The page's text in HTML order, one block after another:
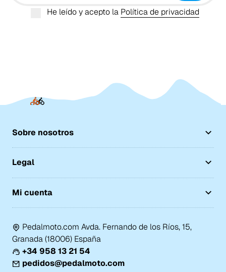
He leído y acepto la Política de privacidad
Sobre nosotros
Legal
Mi cuenta
Pedalmoto.com Avda. Fernando de los Ríos, 15,
Granada (18006) España
+34 958 13 21 54
pedidos@pedalmoto.com